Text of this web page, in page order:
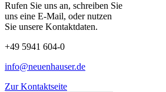
Rufen Sie uns an, schreiben Sie
uns eine E-Mail, oder nutzen
Sie unsere Kontaktdaten.
+49 5941 604-0
info@neuenhauser.de
Zur Kontaktseite